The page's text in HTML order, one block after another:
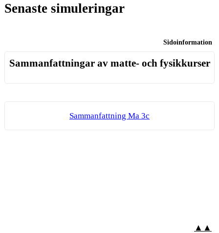
Senaste simuleringar
Sidoinformation
Sammanfattningar av matte- och fysikkurser
Sam­man­fatt­ning Ma 3c
▲▲